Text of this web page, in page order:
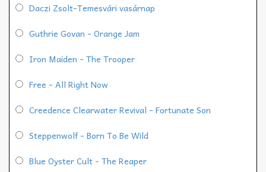
Daczi Zsolt-Temesvári vasárnap
Guthrie Govan - Orange Jam
Iron Maiden - The Trooper
Free - All Right Now
Creedence Clearwater Revival - Fortunate Son
Steppenwolf - Born To Be Wild
Blue Oyster Cult - The Reaper